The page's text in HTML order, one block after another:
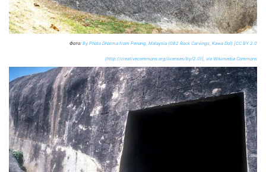
Фото: By Photo Dharma from Penang, Malaysia (082 Rock Carvings, Kawa Dol) [CC BY 2.0
(http://creativecommons.org/licenses/by/2.0)], via Wikimedia Commons